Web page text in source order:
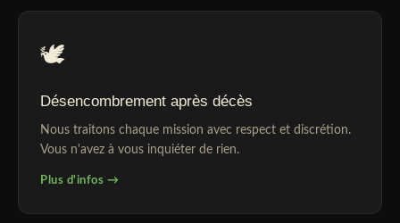
🕊️
Désencombrement après décès
Nous traitons chaque mission avec respect et discrétion.
Vous n'avez à vous inquiéter de rien.
Plus d'infos →